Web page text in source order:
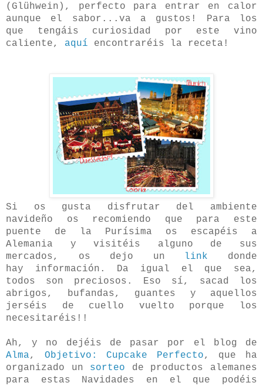
(Glühwein), perfecto para entrar en calor
aunque el sabor...va a gustos! Para los
que tengáis curiosidad por este vino
caliente, aquí encontraréis la receta!
Si os gusta disfrutar del ambiente
navideño os recomiendo que para este
puente de la Purísima os escapéis a
Alemania y visitéis alguno de sus
mercados, os dejo un link donde
hay información. Da igual el que sea,
todos son preciosos. Eso sí, sacad los
abrigos, bufandas, guantes y aquellos
jerséis de cuello vuelto porque los
necesitaréis!!
Ah, y no dejéis de pasar por el blog de
Alma, Objetivo: Cupcake Perfecto, que ha
organizado un sorteo de productos alemanes
para estas Navidades en el que podéis